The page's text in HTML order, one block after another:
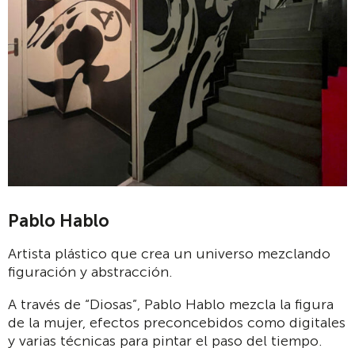
Pablo Hablo
Artista plástico que crea un universo mezclando
figuración y abstracción.
A través de “Diosas”, Pablo Hablo mezcla la figura
de la mujer, efectos preconcebidos como digitales
y varias técnicas para pintar el paso del tiempo.